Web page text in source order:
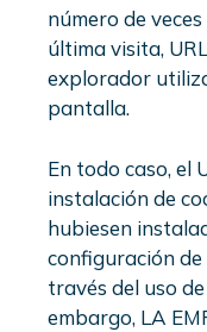
número de
última visita,
explorador
pantalla.
En todo caso, el
instalación de
hubiesen
configuración de
través del uso
embargo, LA